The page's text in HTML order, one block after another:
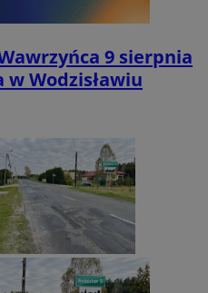
9 sierpnia
w Wodzisławiu